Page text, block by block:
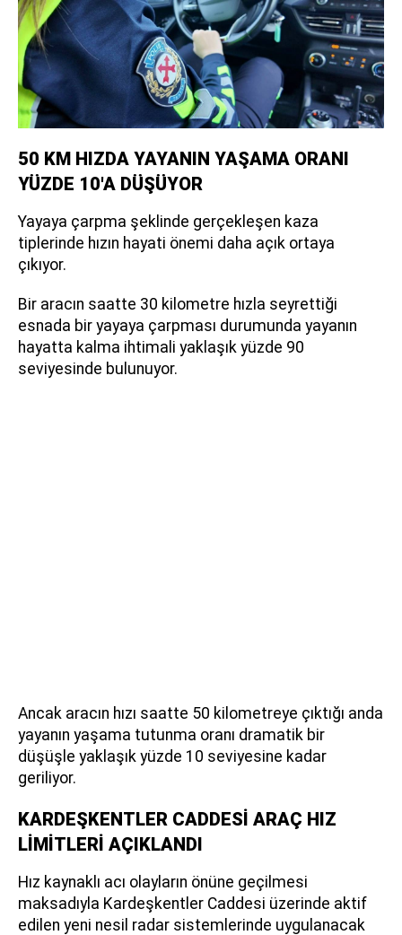
50 KM HIZDA YAYANIN YAŞAMA ORANI
YÜZDE 10'A DÜŞÜYOR
Yayaya çarpma şeklinde gerçekleşen kaza
tiplerinde hızın hayati önemi daha açık ortaya
çıkıyor.
Bir aracın saatte 30 kilometre hızla seyrettiği
esnada bir yayaya çarpması durumunda yayanın
hayatta kalma ihtimali yaklaşık yüzde 90
seviyesinde bulunuyor.
Ancak aracın hızı saatte 50 kilometreye çıktığı anda
yayanın yaşama tutunma oranı dramatik bir
düşüşle yaklaşık yüzde 10 seviyesine kadar
geriliyor.
KARDEŞKENTLER CADDESİ ARAÇ HIZ
LİMİTLERİ AÇIKLANDI
Hız kaynaklı acı olayların önüne geçilmesi
maksadıyla Kardeşkentler Caddesi üzerinde aktif
edilen yeni nesil radar sistemlerinde uygulanacak